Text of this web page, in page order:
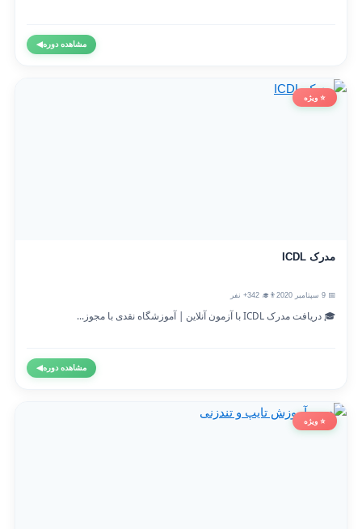
مشاهده دوره◀
⭐ ویژه
مدرک ICDL
👨‍🎓 342+ نفر
🎓 دریافت مدرک ICDL با آزمون آنلاین | آموزشگاه نقدی با مجوز...
مشاهده دوره◀
⭐ ویژه